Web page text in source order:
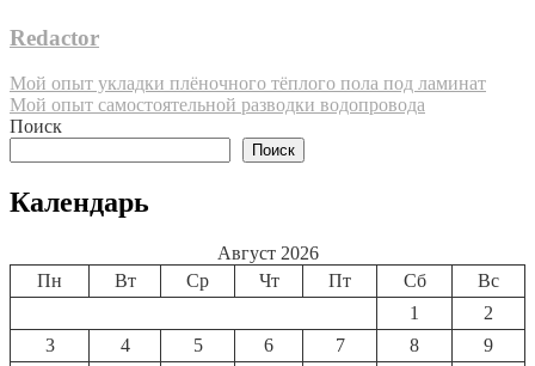
Redactor
Навигация
по
Мой опыт укладки плёночного тёплого пола под ламинат
Мой опыт самостоятельной разводки водопровода
Поиск
Поиск
Календарь
Август 2026
Пн
Вт Ср Чт Пт Сб
Вс
1
2
3
4 5 6 7 8
9